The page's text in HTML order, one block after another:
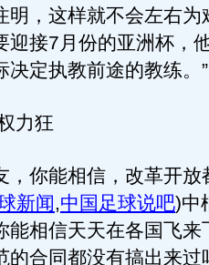
明，这样就不会左右为
迎接7月份的亚洲杯，
决定执教前途的教练。”
力狂
你能相信，改革开放
新闻,中国足球说吧)中
能相信天天在各国飞来
的合同都没有搞出来过